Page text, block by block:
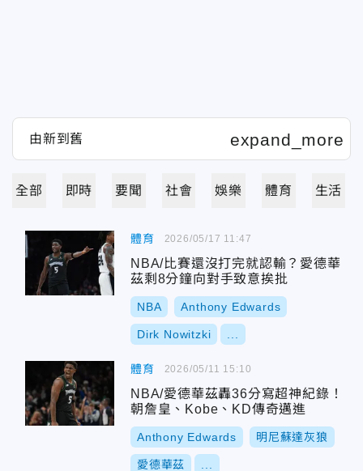
全部 即時 要聞 社會 娛樂 體育 生活
體育
NBA/比賽還沒打完就認輸？愛德華
茲剩8分鐘向對手致意挨批
NBA Anthony Edwards
Dirk Nowitzki
2026/05/17 11:47
體育
NBA/愛德華茲轟36分寫超神紀錄！
朝詹皇、Kobe、KD傳奇邁進
Anthony Edwards 明尼蘇達灰狼
愛德華茲
2026/05/11 15:10